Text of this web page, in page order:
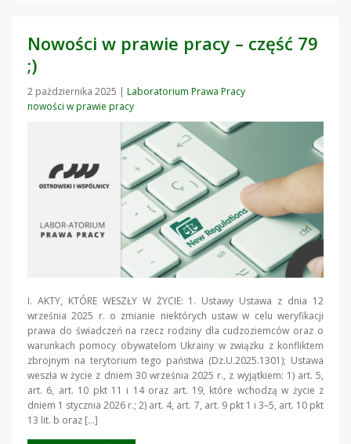
Nowości w prawie pracy – część 79
;)
2 października 2025 | Laboratorium Prawa Pracy
nowości w prawie pracy
I. AKTY, KTÓRE WESZŁY W ŻYCIE: 1. Ustawy Ustawa z dnia 12
września 2025 r. o zmianie niektórych ustaw w celu weryfikacji
prawa do świadczeń na rzecz rodziny dla cudzoziemców oraz o
warunkach pomocy obywatelom Ukrainy w związku z konfliktem
zbrojnym na terytorium tego państwa (Dz.U.2025.1301); Ustawa
weszła w życie z dniem 30 września 2025 r., z wyjątkiem: 1) art. 5,
art. 6, art. 10 pkt 11 i 14 oraz art. 19, które wchodzą w życie z
dniem 1 stycznia 2026 r.; 2) art. 4, art. 7, art. 9 pkt 1 i 3–5, art. 10 pkt
13 lit. b oraz […]